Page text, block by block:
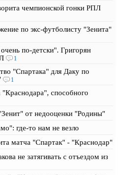
чемпионской гонки РПЛ
по экс-футболисту "Зенита"
по-детски". Григорян
1
"Спартака" для Даку по
1
"Краснодара", способного
от недооценки "Родины"
где-то нам не везло
матча "Спартак" - "Краснодар"
не затягивать с отъездом из